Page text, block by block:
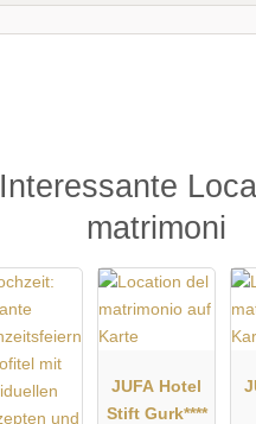
Interessante
matrimoni
JUFA Hotel
Stift Gurk****